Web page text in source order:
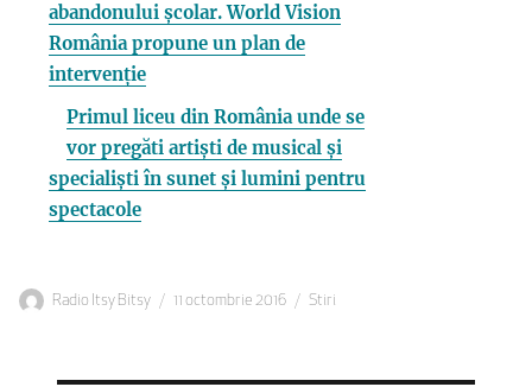
abandonului școlar. World Vision
România propune un plan de
intervenție
Primul liceu din România unde se
vor pregăti artiști de musical și
specialiști în sunet și lumini pentru
spectacole
Autor
Radio Itsy Bitsy
Publicat
11 octombrie 2016 Categorii
Stiri